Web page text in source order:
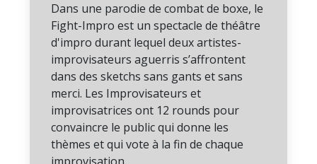
Dans une parodie de combat de boxe, le
Fight-Impro est un spectacle de théâtre
d'impro durant lequel deux artistes-
improvisateurs aguerris s’affrontent
dans des sketchs sans gants et sans
merci. Les Improvisateurs et
improvisatrices ont 12 rounds pour
convaincre le public qui donne les
thèmes et qui vote à la fin de chaque